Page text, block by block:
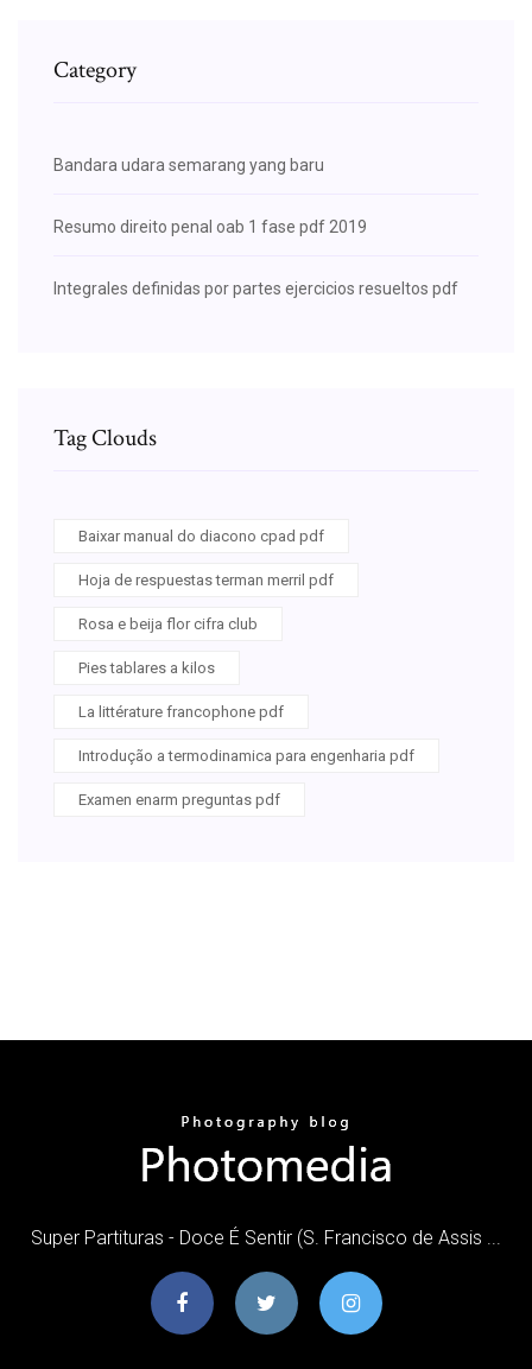
Category
Bandara udara semarang yang baru
Resumo direito penal oab 1 fase pdf 2019
Integrales definidas por partes ejercicios resueltos pdf
Tag Clouds
Baixar manual do diacono cpad pdf
Hoja de respuestas terman merril pdf
Rosa e beija flor cifra club
Pies tablares a kilos
La littérature francophone pdf
Introdução a termodinamica para engenharia pdf
Examen enarm preguntas pdf
Super Partituras - Doce É Sentir (S. Francisco de Assis ...